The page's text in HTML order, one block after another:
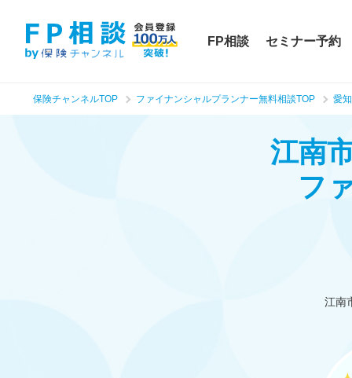
FP相談 セミナー予約
保険チャンネルTOP ファイナンシャルプランナー無料相談TOP 愛
江南
フ
江南